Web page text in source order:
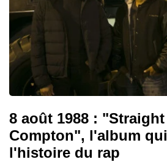
8 août 1988 :
Compton", l'album
l'histoire du rap